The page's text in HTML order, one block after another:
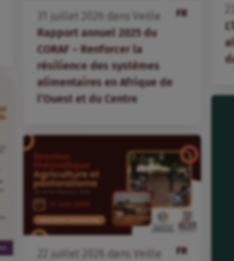
FR
juillet dans
Veille
Rapport annuel 2025 du
CORAF – Renforcer la
résilience des systèmes
alimentaires en Afrique de
l’Ouest et du Centre
FR
juillet dans Veille